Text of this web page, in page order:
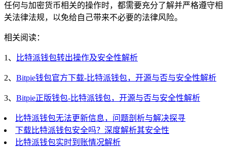
任何与加密货币相关的操作时，都需要充分了解并严格遵守相
关法律法规，以免给自己带来不必要的法律风险。
相关阅读：
1、 比特派钱包转出操作及安全性解析
2、 Bitpie钱包官方下载-比特派钱包，开源与否与安全性解析
3、 Bitpie正版钱包-比特派钱包，开源与否与安全性解析
比特派钱包无法更新信息，问题剖析与解决探寻
下载比特派钱包安全吗？深度解析其安全性
比特派钱包实时到账情况解析